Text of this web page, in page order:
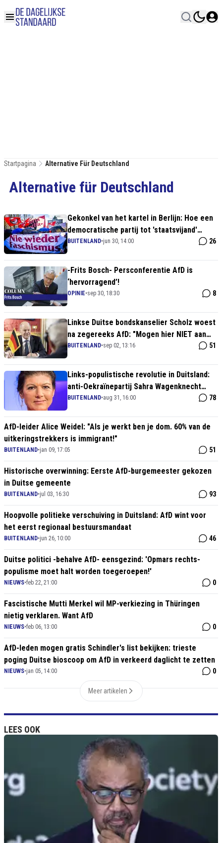
Startpagina Alternative Für Deutschland
Alternative für Deutschland
Gekonkel van het kartel in Berlijn: Hoe een
democratische partij tot 'staatsvijand'
wordt gebombardeerd
BUITENLAND•jun 30, 14:00 26
-Frits Bosch- Persconferentie AfD is
‘hervorragend’!
OPINIE•sep 30, 18:30 8
Linkse Duitse bondskanselier Scholz woest
na zegereeks AfD: "Mogen hier NIET aan
wennen!"
BUITENLAND•sep 02, 13:16 51
Links-populistische revolutie in Duitsland:
anti-Oekraïnepartij Sahra Wagenknecht
immens populair
BUITENLAND•aug 31, 16:00 78
AfD-leider Alice Weidel: "Als je werkt ben je dom. 60% van de
uitkeringstrekkers is immigrant!"
BUITENLAND•jan 09, 17:05 51
Historische overwinning: Eerste AfD-burgemeester gekozen
in Duitse gemeente
BUITENLAND•jul 03, 16:30 93
Hoopvolle politieke verschuiving in Duitsland: AfD wint voor
het eerst regionaal bestuursmandaat
BUITENLAND•jun 26, 10:00 46
Duitse politici -behalve AfD- eensgezind: 'Opmars rechts-
populisme moet halt worden toegeroepen!'
NIEUWS•feb 22, 21:00 0
Fascistische Mutti Merkel wil MP-verkiezing in Thüringen
nietig verklaren. Want AfD
NIEUWS•feb 06, 13:00 0
AfD-leden mogen gratis Schindler's list bekijken: trieste
poging Duitse bioscoop om AfD in verkeerd daglicht te zetten
NIEUWS•jan 05, 14:00 0
Meer artikelen
LEES OOK